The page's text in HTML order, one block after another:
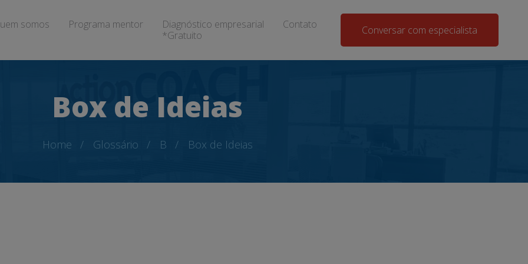
somos Programa mentor
Diagnóstico empresarial
*Gratuito
Contato Conversar com especialista
Box de Ideias
Home Glossário B Box de Ideias